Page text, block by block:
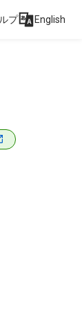
プ English